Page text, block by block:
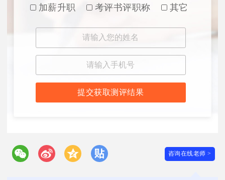
加薪升职
考评书评职称 其它
提交获取测评结果
咨询在线老师 >